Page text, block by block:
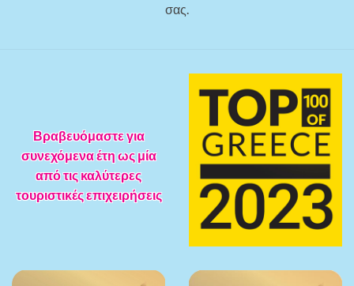
σας.
Βραβευόμαστε για
συνεχόμενα έτη ως μία
από τις καλύτερες
τουριστικές επιχειρήσεις